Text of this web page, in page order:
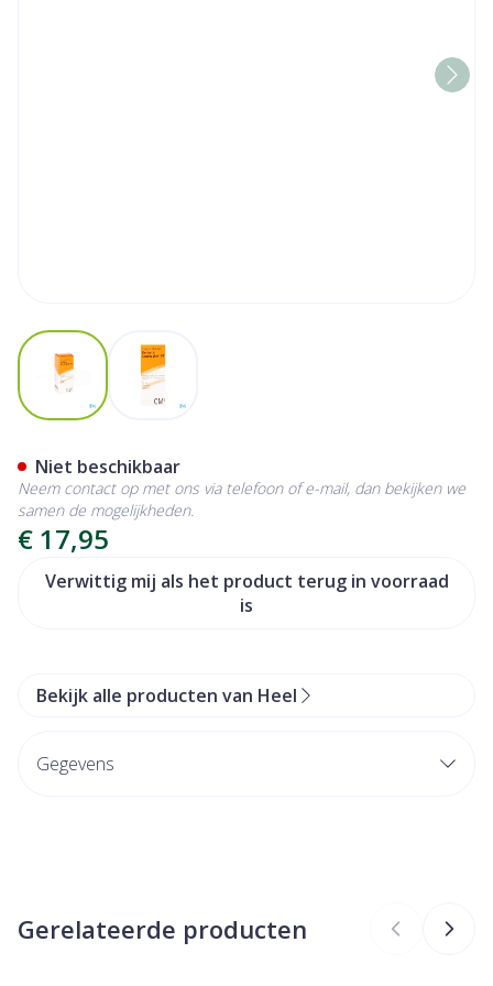
View larger imageView larger image
€ 17,95
Verwittig mij als het product terug in voorraad
is
Niet beschikbaar
Neem contact op met ons via telefoon of e-mail, dan bekijken we
samen de mogelijkheden.
Bekijk alle producten van Heel
Gegevens
Merken Heel
Gerelateerde producten